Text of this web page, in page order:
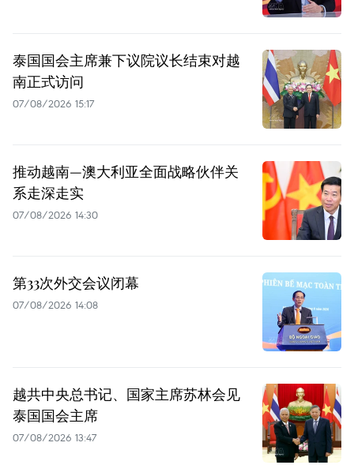
泰国国会主席兼下议院议长结束对越
南正式访问
07/08/2026 15:17
推动越南—澳大利亚全面战略伙伴关
系走深走实
07/08/2026 14:30
第33次外交会议闭幕
07/08/2026 14:08
越共中央总书记、国家主席苏林会见
泰国国会主席
07/08/2026 13:47